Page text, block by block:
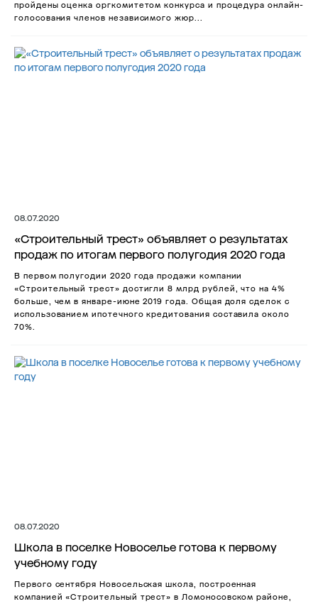
пройдены оценка оргкомитетом конкурса и процедура онлайн-
голосования членов независимого жюр...
08.07.2020
«Строительный трест» объявляет о результатах
продаж по итогам первого полугодия 2020 года
В первом полугодии 2020 года продажи компании
«Строительный трест» достигли 8 млрд рублей, что на 4%
больше, чем в январе-июне 2019 года. Общая доля сделок с
использованием ипотечного кредитования составила около
70%.
08.07.2020
Школа в поселке Новоселье готова к первому
учебному году
Первого сентября Новосельская школа, построенная
компанией «Строительный трест» в Ломоносовском районе,